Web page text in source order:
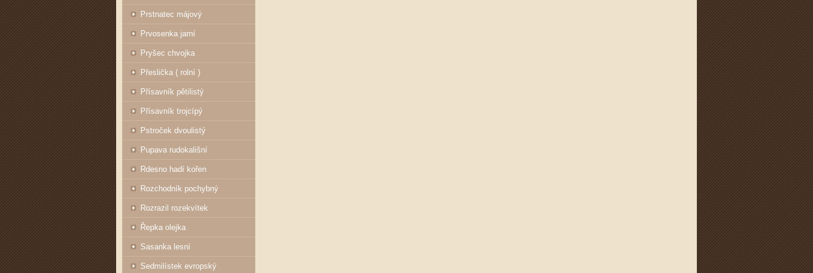
Prstnatec májový
Prvosenka jarní
Pryšec chvojka
Přeslička ( rolní )
Přísavník pětilistý
Přísavník trojcípý
Pstroček dvoulistý
Pupava rudokališní
Rdesno hadí kořen
Rozchodník pochybný
Rozrazil rozekvítek
Řepka olejka
Sasanka lesní
Sedmilístek evropský